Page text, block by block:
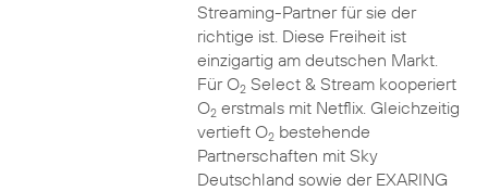
Streaming-Partner für sie der
richtige ist. Diese Freiheit ist
einzigartig am deutschen Markt.
Für O2Select & Stream kooperiert
O2erstmals mit Netflix. Gleichzeitig
vertieft O2bestehende
Partnerschaften mit Sky
Deutschland sowie der EXARING